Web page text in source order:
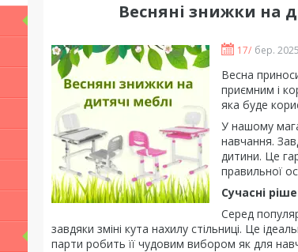
Весняні знижки на
17/ бер. 2025
Весна
приємним і
яка буде
У нашому
навчання.
дитини. Це
правильної
Сучасні
Серед
завдяки зміні кута нахилу стільниці. Це
парти робить її чудовим вибором як для